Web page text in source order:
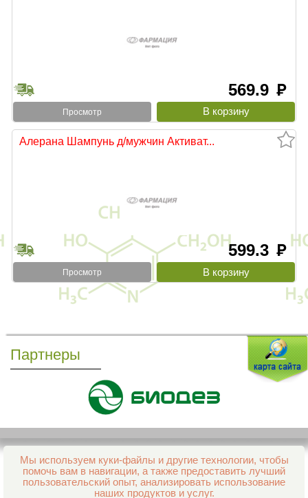
569.9 руб
Просмотр
Алерана Шампунь д/мужчин Активат...
599.3 руб
Просмотр
Партнеры
Мы используем куки-файлы и другие технологии, чтобы
помочь вам в навигации, а также предоставить лучший
пользовательский опыт, анализировать использование
наших продуктов и услуг.
Все права защищены и охраняются законом
© 2013–2026 Интернет-аптека Фармация
support@aptekapenza.ru